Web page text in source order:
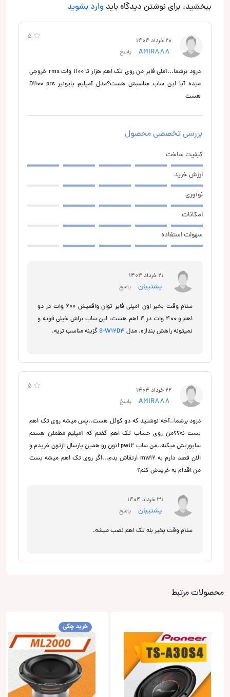
ببخشید، برای نوشتن دیدگاه باید وارد بشوید
5 20 خرداد 1404
پاسخ
درود برشما...آملی فایر من روی تک اهم هزار تا 1100 وات rms خروجی
میده آیا این ساب مناسبش هست؟مدل آمپلیم پایونیر D1100 prs
هست
بررسی تخصصی محصول
کیفیت ساخت
ارزش خرید
نوآوری
امکانات
سهولت استفاده
21 خرداد 1404
پشتیبان پاسخ
سلام وقت بخیر اون آمپلی فایر توان واقعیش 600 وات در دو
اهم و 400 وات در 4 اهم هست، این ساب براش خیلی قویه و
نمیتونه راهش بندازه. مدل S-W12D4گزینه مناسب تریه.
5 22 خرداد 1404
پاسخ
درود برشما..آخه نوشتید که دو کوئل هست..پس میشه روی تک اهم
بست نه؟؟من روی حساب تک اهم گفتم که آمپلیم مطمئن هستم
ساپورتش میکنه..من ساب pw12 اتون رو همین پارسال ازتون خریدم و
الان قصد دارم به mw12 ارتقاش بدم...اگر روی تک اهم میشه بست
من اقدام به خریدش کنم؟
31 خرداد 1404
پشتیبان پاسخ
سلام وقت بخیر بله تک اهم نصب میشه.
محصولات مرتبط
خرید چکی